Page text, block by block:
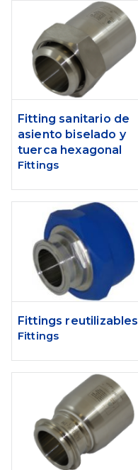
Fitting sanitario de
asiento biselado y
tuerca hexagonal
Fittings
Fittings reutilizables
Fittings